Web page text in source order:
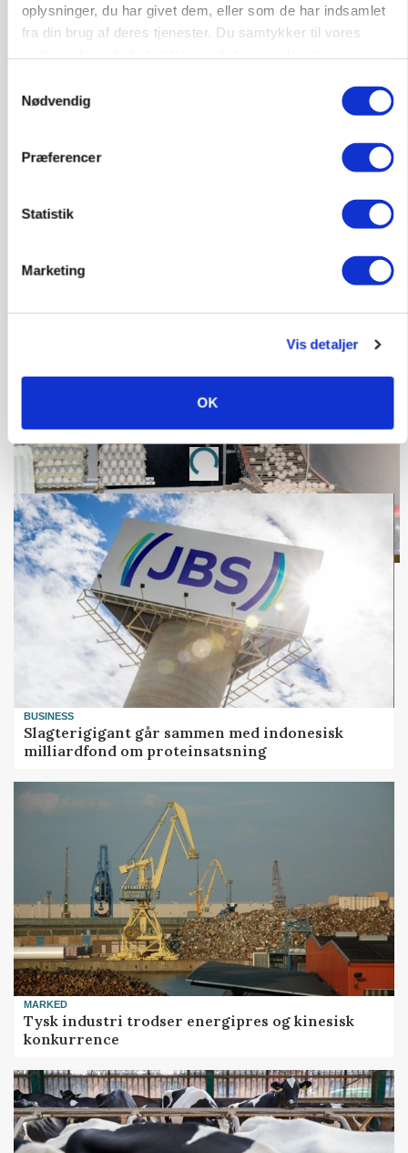
oplysninger, du har givet dem, eller som de har indsamlet
fra din brug af deres tjenester. Du samtykker til vores
Nødvendig
Præferencer
Statistik
Marketing
Vis detaljer
OK
Novonesis styrker gærforretningen med
australsk opkøb
Skrabeæg i frit fald, mens økoprisen står
Loading...
BUSINESS
Slagterigigant går sammen med indonesisk
milliardfond om proteinsatsning
MARKED
Tysk industri trodser energipres og kinesisk
konkurrence